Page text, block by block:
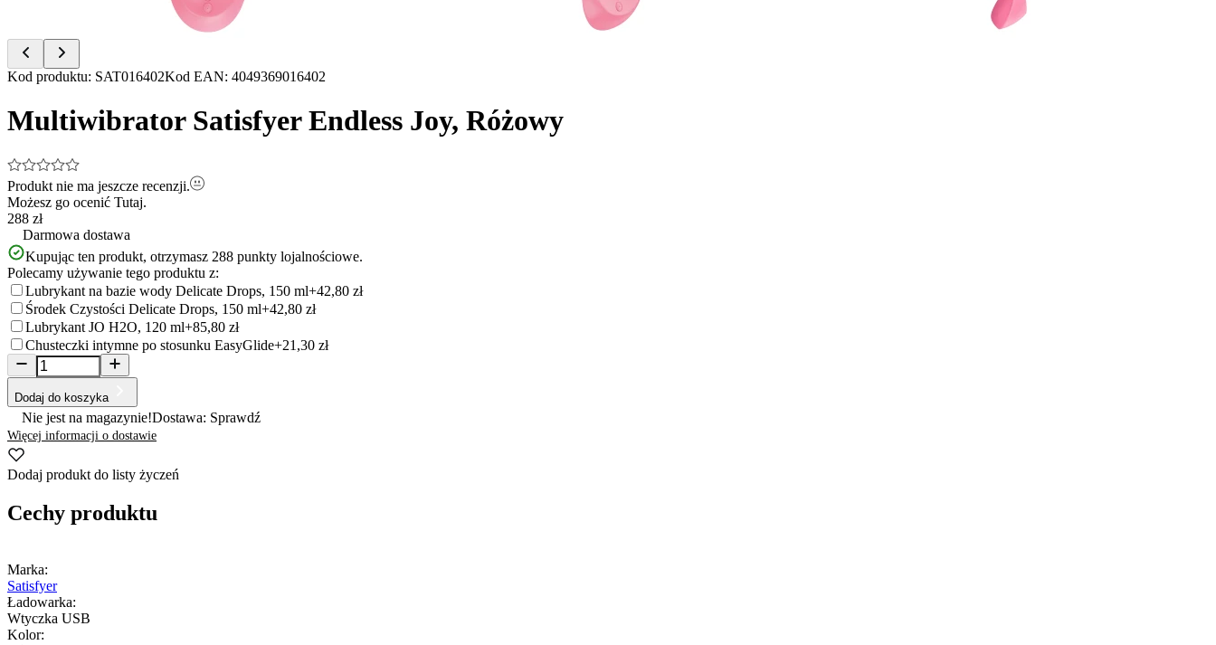
Item
of
Kod produktu: SAT016402Kod EAN: 4049369016402
Multiwibrator Satisfyer Endless Joy, Różowy
Produkt nie ma jeszcze recenzji.
Możesz go ocenić Tutaj.
288 zł
Darmowa dostawa
Kupując ten produkt, otrzymasz 288 punkty lojalnościowe.
Polecamy używanie tego produktu z:
Lubrykant na bazie wody Delicate Drops, 150 ml+42,80 zł
Środek Czystości Delicate Drops, 150 ml+42,80 zł
Lubrykant JO H2O, 120 ml+85,80 zł
Chusteczki intymne po stosunku EasyGlide+21,30 zł
Dodaj do koszyka
Nie jest na magazynie!Dostawa: Sprawdź
Więcej informacji o dostawie
Dodaj produkt do listy życzeń
Cechy produktu
Marka:
Satisfyer
Ładowarka:
Wtyczka USB
Kolor: